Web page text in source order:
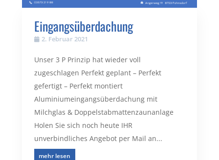
Eingangsüberdachung
2. Februar 2021
Unser 3 P Prinzip hat wieder voll
zugeschlagen Perfekt geplant – Perfekt
gefertigt – Perfekt montiert
Aluminiumeingangsüberdachung mit
Milchglas & Doppelstabmattenzaunanlage
Holen Sie sich noch heute IHR
unverbindliches Angebot per Mail an...
mehr lesen